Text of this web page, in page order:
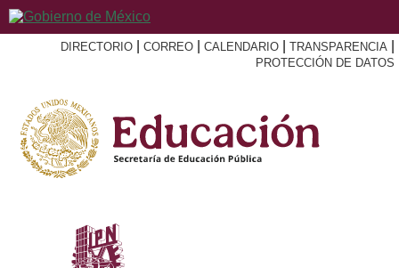
DIRECTORIO CORREO CALENDARIO TRANSPARENCIA
PROTECCIÓN DE DATOS